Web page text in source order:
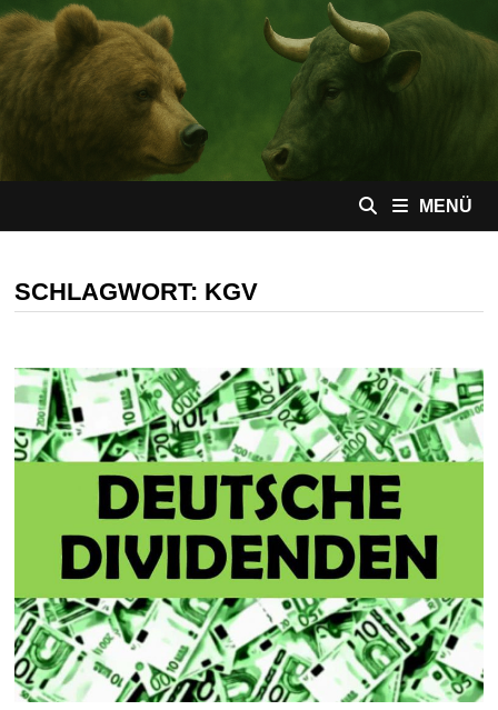
Zum
Inhalt
springen
MENÜ
SCHLAGWORT: KGV